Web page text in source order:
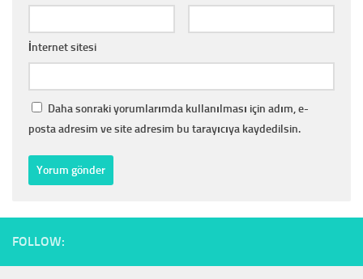
İnternet sitesi
Daha sonraki yorumlarımda kullanılması için adım, e-
posta adresim ve site adresim bu tarayıcıya kaydedilsin.
FOLLOW: